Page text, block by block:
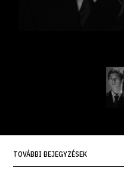
TOVÁBBI BEJEGYZÉSEK